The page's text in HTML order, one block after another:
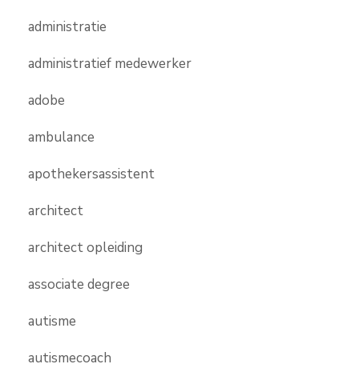
administratie
administratief medewerker
adobe
ambulance
apothekersassistent
architect
architect opleiding
associate degree
autisme
autismecoach